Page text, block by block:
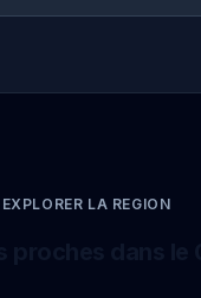
EXPLORER LA REGION